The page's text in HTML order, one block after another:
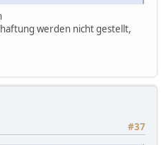
werden nicht gestellt,
#37